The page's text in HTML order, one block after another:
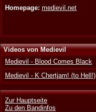
Homepage: medievil.net
Videos von Medievil
Medievil - Blood Comes Black
Medievil - K Chertjam! (to Hell!)
Zur Hauptseite
Zu den Bandinfos